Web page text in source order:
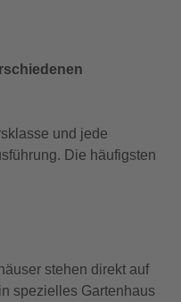
und jede
Die häufigsten
stehen direkt auf
spezielles Gartenhaus